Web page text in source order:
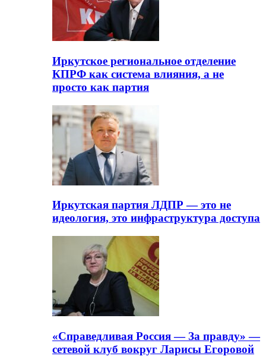
Иркутское региональное отделение
КПРФ как система влияния, а не
просто как партия
Иркутская партия ЛДПР — это не
идеология, это инфраструктура доступа
«Справедливая Россия — За правду» —
сетевой клуб вокруг Ларисы Егоровой